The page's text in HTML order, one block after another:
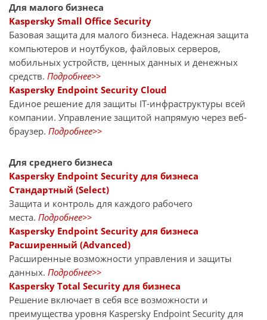
Для малого бизнеса
Kaspersky Small Office Security
Базовая защита для малого бизнеса. Надежная защита
компьютеров и ноутбуков, файловых серверов,
мобильных устройств, ценных данных и денежных
средств. Подробнее>>
Kaspersky Endpoint Security Cloud
Единое решение для защиты IT-инфраструктуры всей
компании. Управление защитой напрямую через веб-
браузер. Подробнее>>
Для среднего бизнеса
Kaspersky Endpoint Security для бизнеса
Стандартный (Select)
Защита и контроль для каждого рабочего
места. Подробнее>>
Kaspersky Endpoint Security для бизнеса
Расширенный (Advanced)
Расширенные возможности управления и защиты
данных. Подробнее>>
Kaspersky Total Security для бизнеса
Решение включает в себя все возможности и
преимущества уровня Kaspersky Endpoint Security для